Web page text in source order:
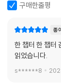
구매한줄평
종
한 챕터 한 챕터
읽었습니다.
s******8